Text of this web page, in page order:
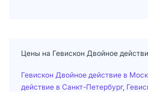
Цены на Гевискон Двойное
Гевискон Двойное действие в
действие в Санкт-Петербург,